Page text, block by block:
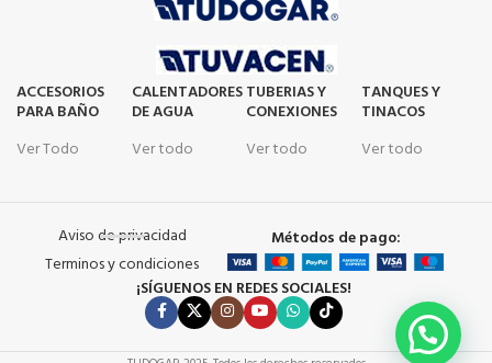
ACCESORIOS
PARA BAÑO
Ver Todo
CALENTADORES
DE AGUA
Ver todo
TUBERIAS Y
CONEXIONES
Ver todo
TANQUES Y
TINACOS
Ver todo
Aviso de privacidad
Terminos y condiciones
Métodos de pago:
¡SÍGUENOS EN REDES SOCIALES!